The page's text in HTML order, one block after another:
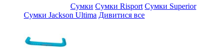
Сумки Сумки Risport Сумки Superior
Сумки Jackson Ultima Дивитися все